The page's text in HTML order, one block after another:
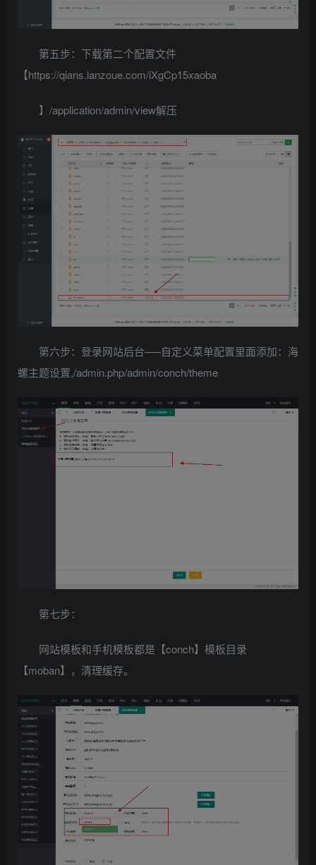
第五步：下载第二个配置文件
【https://qians.lanzoue.com/iXgCp15xaoba
】/application/admin/view解压
第六步：登录网站后台—–自定义菜单配置里面添加：海
螺主题设置,/admin.php/admin/conch/theme
第七步：
网站模板和手机模板都是【conch】模板目录
【moban】，清理缓存。